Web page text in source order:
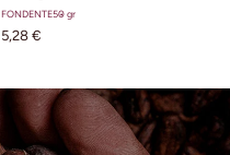
FONDENTE50 gr
5,28 €